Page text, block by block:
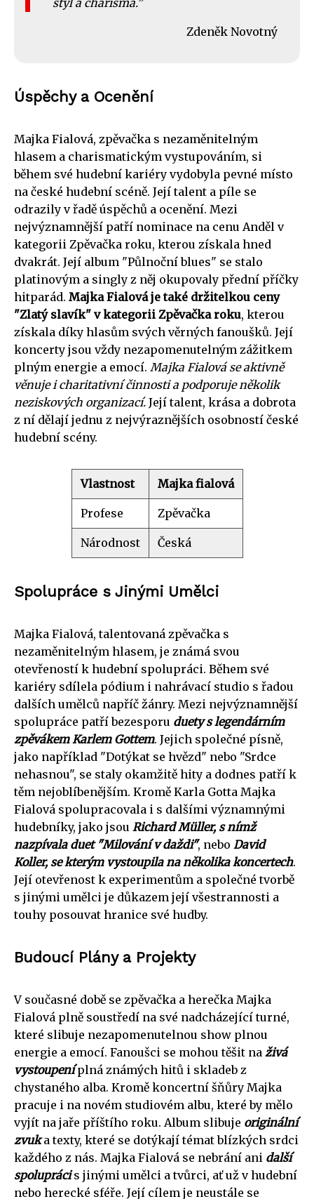
Zdeněk Novotný
Úspěchy a Ocenění
Majka Fialová, zpěvačka s nezaměnitelným
hlasem a charismatickým vystupováním, si
během své hudební kariéry vydobyla pevné místo
na české hudební scéně. Její talent a píle se
odrazily v řadě úspěchů a ocenění. Mezi
nejvýznamnější patří nominace na cenu Anděl v
kategorii Zpěvačka roku, kterou získala hned
dvakrát. Její album "Půlnoční blues" se stalo
platinovým a singly z něj okupovaly přední příčky
hitparád. Majka Fialová je také držitelkou ceny
"Zlatý slavík" v kategorii Zpěvačka roku, kterou
získala díky hlasům svých věrných fanoušků. Její
koncerty jsou vždy nezapomenutelným zážitkem
plným energie a emocí. Majka Fialová se aktivně
věnuje i charitativní činnosti a podporuje několik
neziskových organizací. Její talent, krása a dobrota
z ní dělají jednu z nejvýraznějších osobností české
hudební scény.
Vlastnost Majka fialová
Profese Zpěvačka
Národnost Česká
Spolupráce s Jinými Umělci
Majka Fialová, talentovaná zpěvačka s
nezaměnitelným hlasem, je známá svou
otevřeností k hudební spolupráci. Během své
kariéry sdílela pódium i nahrávací studio s řadou
dalších umělců napříč žánry. Mezi nejvýznamnější
spolupráce patří bezesporu duety s legendárním
zpěvákem Karlem Gottem. Jejich společné písně,
jako například "Dotýkat se hvězd" nebo "Srdce
nehasnou", se staly okamžitě hity a dodnes patří k
těm nejoblíbenějším. Kromě Karla Gotta Majka
Fialová spolupracovala i s dalšími významnými
hudebníky, jako jsou Richard Müller, s nímž
nazpívala duet "Milování v daždi", nebo David
Koller, se kterým vystoupila na několika koncertech.
Její otevřenost k experimentům a společné tvorbě
s jinými umělci je důkazem její všestrannosti a
touhy posouvat hranice své hudby.
Budoucí Plány a Projekty
V současné době se zpěvačka a herečka Majka
Fialová plně soustředí na své nadcházející turné,
které slibuje nezapomenutelnou show plnou
energie a emocí. Fanoušci se mohou těšit na živá
vystoupeníplná známých hitů i skladeb z
chystaného alba. Kromě koncertní šňůry Majka
pracuje i na novém studiovém albu, které by mělo
vyjít na jaře příštího roku. Album slibuje originální
zvuka texty, které se dotýkají témat blízkých srdci
každého z nás. Majka Fialová se nebrání ani další
spoluprácis jinými umělci a tvůrci, ať už v hudební
nebo herecké sféře. Její cílem je neustále se